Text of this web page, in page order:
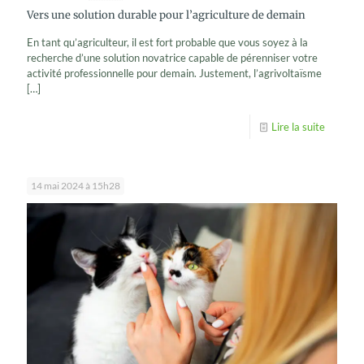
Vers une solution durable pour l’agriculture de demain
En tant qu’agriculteur, il est fort probable que vous soyez à la
recherche d’une solution novatrice capable de pérenniser votre
activité professionnelle pour demain. Justement, l’agrivoltaïsme
[…]
Lire la suite
14 mai 2024 à 15h28